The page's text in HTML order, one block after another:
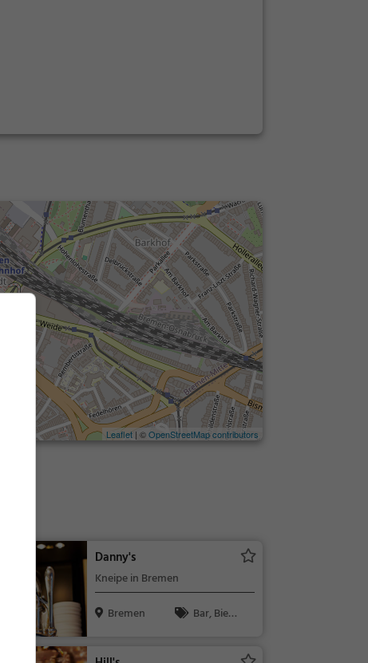
Leaflet | ©OpenStreetMap contributors
Danny's
Kneipe in Bremen
Bremen
Bar, Bier,